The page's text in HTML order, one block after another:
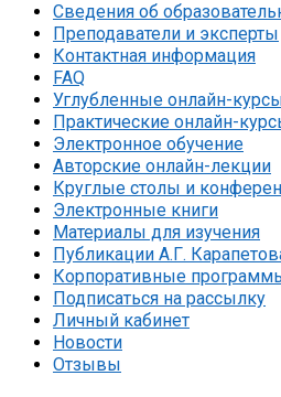
Сведения об
Преподаватели и эксперты
Контактная информация
FAQ
Углубленные онлайн-
Практические онлайн-
Электронное обучение
Авторские онлайн-лекции
Круглые столы и
Электронные книги
Материалы для изучения
Публикации А.Г.
Корпоративные
Подписаться на рассылку
Личный кабинет
Новости
Отзывы